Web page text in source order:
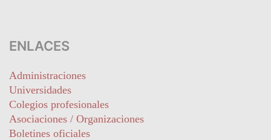
ENLACES
Administraciones
Universidades
Colegios profesionales
Asociaciones / Organizaciones
Boletines oficiales